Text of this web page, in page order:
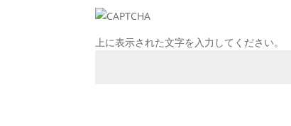
上に表示された文字を入力してください。